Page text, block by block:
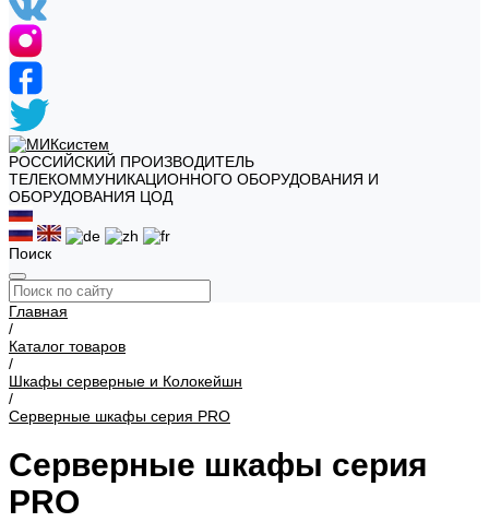
РОССИЙСКИЙ ПРОИЗВОДИТЕЛЬ
ТЕЛЕКОММУНИКАЦИОННОГО ОБОРУДОВАНИЯ И
ОБОРУДОВАНИЯ ЦОД
Поиск
Главная
/
Каталог товаров
/
Шкафы серверные и Колокейшн
/
Серверные шкафы серия PRO
Серверные шкафы серия
PRO